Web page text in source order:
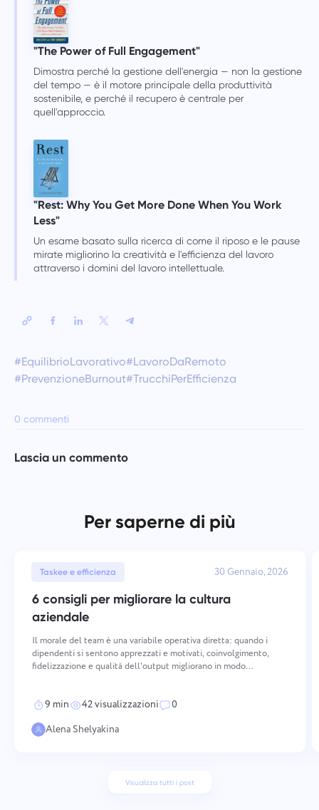
"The Power of Full Engagement"
Dimostra perché la gestione dell'energia — non la gestione
del tempo — è il motore principale della produttività
sostenibile, e perché il recupero è centrale per
quell'approccio.
"Rest: Why You Get More Done When You Work
Less"
Un esame basato sulla ricerca di come il riposo e le pause
mirate migliorino la creatività e l'efficienza del lavoro
attraverso i domini del lavoro intellettuale.
#EquilibrioLavorativo#LavoroDaRemoto
#PrevenzioneBurnout#TrucchiPerEfficienza
0 commenti
Lascia un commento
Per saperne di più
Taskee e efficienza 30 Gennaio, 2026
6 consigli per migliorare la cultura
aziendale
Il morale del team è una variabile operativa diretta: quando i
dipendenti si sentono apprezzati e motivati, coinvolgimento,
fidelizzazione e qualità dell'output migliorano in modo
9 min 42 visualizzazioni
0
Alena Shelyakina
Visualizza tutti i post